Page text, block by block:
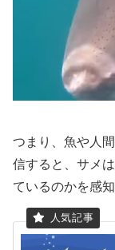
つまり、魚や人
信すると、サメ
ているのかを感